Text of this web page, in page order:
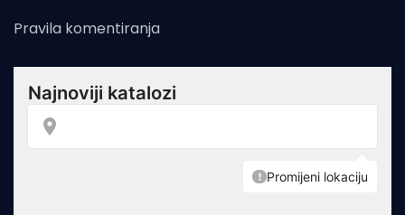
Pravila komentiranja